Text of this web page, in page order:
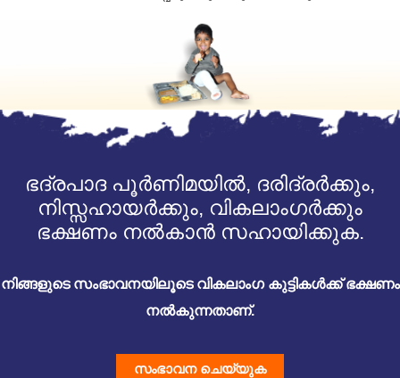
ഭദ്രപാദ പൂർണിമയിൽ, ദരിദ്രർക്കും,
നിസ്സഹായർക്കും, വികലാംഗർക്കും
ഭക്ഷണം നൽകാൻ സഹായിക്കുക.
നിങ്ങളുടെ സംഭാവനയിലൂടെ വികലാംഗ കുട്ടികൾക്ക് ഭക്ഷണം
നൽകുന്നതാണ്.
സംഭാവന ചെയ്യുക